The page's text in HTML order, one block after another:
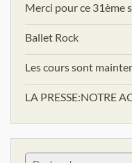
Merci pour ce 31ème
Ballet Rock
Les cours sont
LA PRESSE:NOTRE